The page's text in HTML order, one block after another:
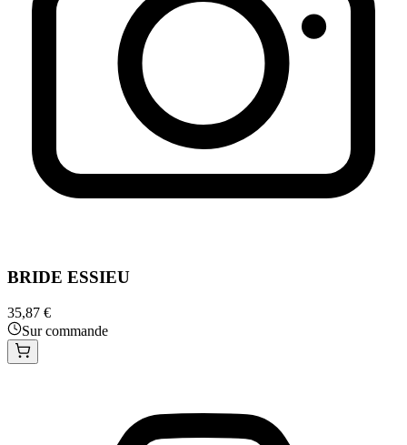
BRIDE ESSIEU
35,87 €
Sur commande